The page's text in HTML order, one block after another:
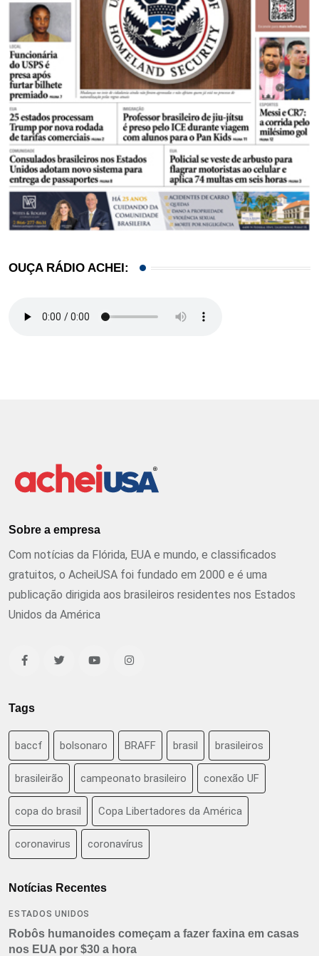
OUÇA RÁDIO ACHEI:
Sobre a empresa
Com notícias da Flórida, EUA e mundo, e classificados
gratuitos, o AcheiUSA foi fundado em 2000 e é uma
publicação dirigida aos brasileiros residentes nos Estados
Unidos da América
Tags
baccf bolsonaro BRAFF brasil brasileiros
brasileirão campeonato brasileiro conexão UF
copa do brasil Copa Libertadores da América
coronavirus coronavírus
Notícias Recentes
ESTADOS UNIDOS
Robôs humanoides começam a fazer faxina em casas
nos EUA por $30 a hora